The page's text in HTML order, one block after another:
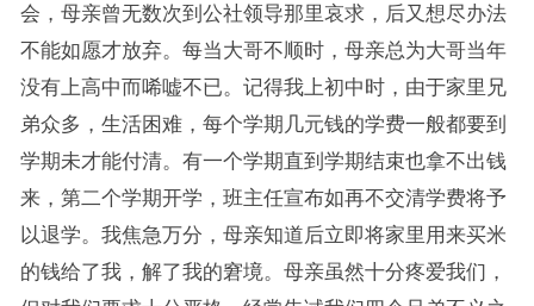
会，母亲曾无数次到公社领导那里哀求，后又想尽办法
不能如愿才放弃。每当大哥不顺时，母亲总为大哥当年
没有上高中而唏嘘不已。记得我上初中时，由于家里兄
弟众多，生活困难，每个学期几元钱的学费一般都要到
学期未才能付清。有一个学期直到学期结束也拿不出钱
来，第二个学期开学，班主任宣布如再不交清学费将予
以退学。我焦急万分，母亲知道后立即将家里用来买米
的钱给了我，解了我的窘境。母亲虽然十分疼爱我们，